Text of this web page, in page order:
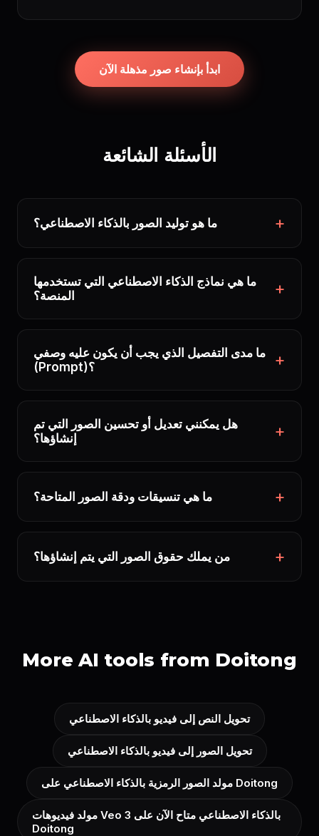
ابدأ بإنشاء صور مذهلة الآن
الأسئلة الشائعة
ما هو توليد الصور بالذكاء الاصطناعي؟
ما هي نماذج الذكاء الاصطناعي التي تستخدمها
المنصة؟
ما مدى التفصيل الذي يجب أن يكون عليه وصفي
(Prompt)؟
هل يمكنني تعديل أو تحسين الصور التي تم
إنشاؤها؟
ما هي تنسيقات ودقة الصور المتاحة؟
من يملك حقوق الصور التي يتم إنشاؤها؟
More AI tools from Doitong
تحويل النص إلى فيديو بالذكاء الاصطناعي
تحويل الصور إلى فيديو بالذكاء الاصطناعي
مولد الصور الرمزية بالذكاء الاصطناعي على Doitong
مولد فيديوهات Veo 3 بالذكاء الاصطناعي متاح الآن على
Doitong